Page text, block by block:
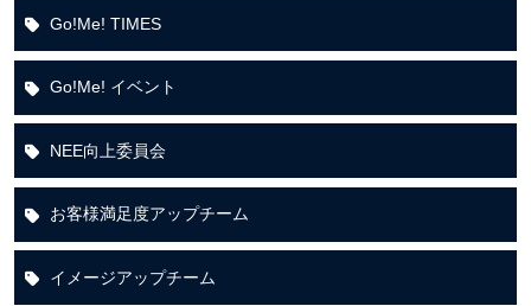
Go!Me! TIMES
Go!Me! イベント
NEE向上委員会
お客様満足度アップチーム
イメージアップチーム